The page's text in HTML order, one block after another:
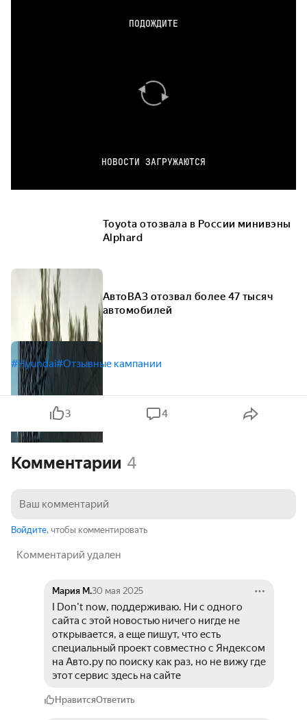
ПОДОЖДИТЕ
НОВОСТИ ЗАГРУЖАЮТСЯ
Toyota отозвала в России минивэны
Alphard
АвтоВАЗ отозвал более 47 тысяч
автомобилей
#Hyundai#Отзывные кампании
3 4
Комментарии 4
Войдите, чтобы комментировать
Комментарий удален
Мария М.30 мая 2025
I Don't now, поддерживаю. Ни с одного
сайта с этой новостью ничего нигде не
открывается, а еще пишут, что есть
специальный проект совместно с Яндексом
на Авто.ру по поиску как раз, но не вижу где
этот сервис здесь на сайте
НравитсяОтветить